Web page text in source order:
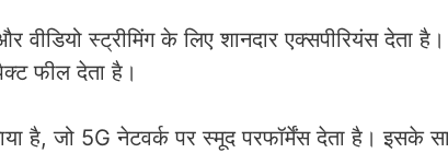
स्ट्रीमिंग के लिए शानदार एक्सपीरियंस देता है।
फील देता है।
है, जो 5G नेटवर्क पर स्मूद परफॉर्मेंस देता है। इसके